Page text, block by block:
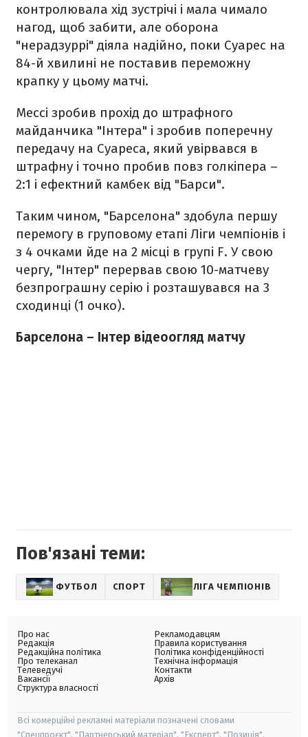
контролювала хід зустрічі і мала чимало
нагод, щоб забити, але оборона
"нерадзуррі" діяла надійно, поки Суарес на
84-й хвилині не поставив переможну
крапку у цьому матчі.
Мессі зробив прохід до штрафного
майданчика "Інтера" і зробив поперечну
передачу на Суареса, який увірвався в
штрафну і точно пробив повз голкіпера –
2:1 і ефектний камбек від "Барси".
Таким чином, "Барселона" здобула першу
перемогу в груповому етапі Ліги чемпіонів і
з 4 очками йде на 2 місці в групі F. У свою
чергу, "Інтер" перервав свою 10-матчеву
безпрограшну серію і розташувався на 3
сходинці (1 очко).
Барселона – Інтер відеоогляд матчу
Пов'язані теми:
ФУТБОЛ СПОРТ ЛІГА ЧЕМПІОНІВ
Про нас
Редакція
Редакційна політика
Про телеканал
Телеведучі
Вакансії
Структура власності
Рекламодавцям
Правила користування
Політика конфіденційності
Технічна інформація
Контакти
Архів
Всі комерційні рекламні матеріали позначені словами
"Спецпроєкт", "Партнерський матеріал", "Експерт", "Позиція".